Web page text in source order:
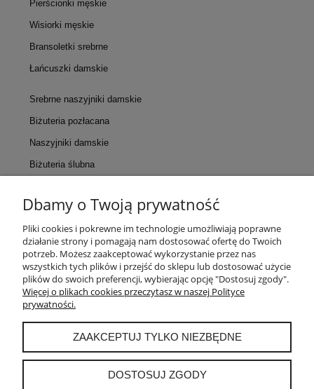
Pierścionki męskie
Wisiorki męskie
Bransoletki srebrne
Łańcuszki damskie
Srebrne naszyjniki damskie
Biżuteria pozłacana
Naszyjniki damskie
Biżuteria ślubna
KONTAKT
POMOC
MOJE KONTO
PŁATNOŚCI I DOSTAWA
INFORMACJE
Dbamy o Twoją prywatność
Pliki cookies i pokrewne im technologie umożliwiają poprawne
działanie strony i pomagają nam dostosować ofertę do Twoich
potrzeb. Możesz zaakceptować wykorzystanie przez nas
wszystkich tych plików i przejść do sklepu lub dostosować użycie
plików do swoich preferencji, wybierając opcję "Dostosuj zgody".
Więcej o plikach cookies przeczytasz w naszej Polityce
prywatności.
ZAAKCEPTUJ TYLKO NIEZBĘDNE
DOSTOSUJ ZGODY